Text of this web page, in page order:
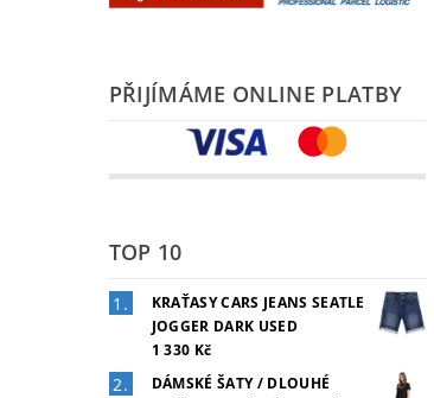
PŘIJÍMÁME ONLINE PLATBY
TOP 10
KRAŤASY CARS JEANS SEATLE
JOGGER DARK USED
1 330 Kč
DÁMSKÉ ŠATY / DLOUHÉ